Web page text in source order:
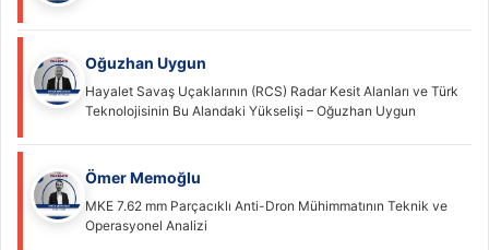
Oğuzhan Uygun
Hayalet Savaş Uçaklarının (RCS) Radar Kesit Alanları ve Türk
Teknolojisinin Bu Alandaki Yükselişi – Oğuzhan Uygun
Ömer Memoğlu
MKE 7.62 mm Parçacıklı Anti-Dron Mühimmatının Teknik ve
Operasyonel Analizi